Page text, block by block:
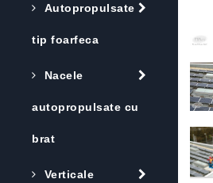
Autopropulsate
tip foarfeca
Nacele
autopropulsate cu
brat
Verticale